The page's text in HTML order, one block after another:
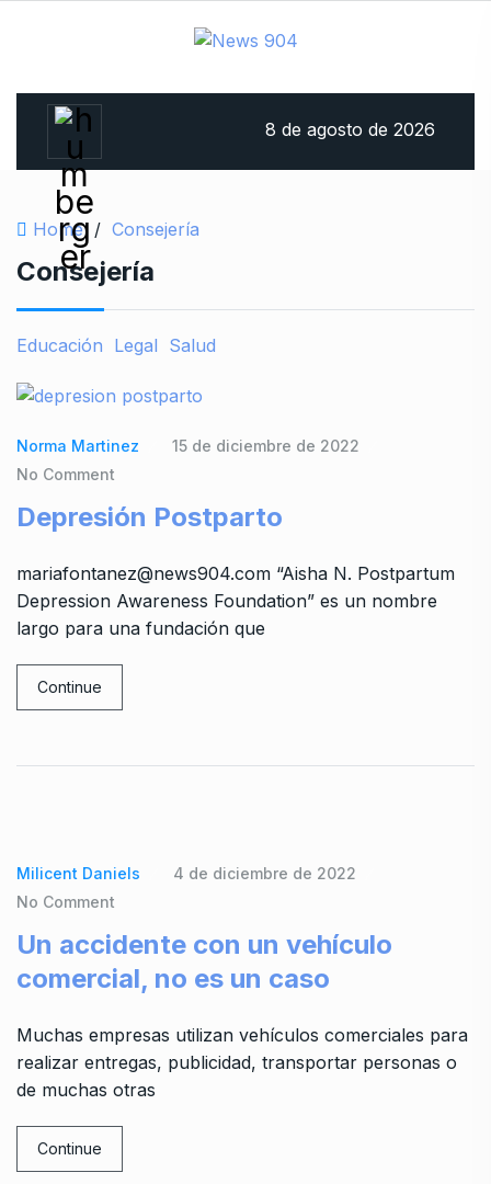
8 de agosto de 2026
Home / Consejería
Consejería
Educación Legal Salud
Norma Martinez
15 de diciembre de 2022
No Comment
Depresión Postparto
mariafontanez@news904.com “Aisha N. Postpartum
Depression Awareness Foundation” es un nombre
largo para una fundación que
Continue
Milicent Daniels
4 de diciembre de 2022
No Comment
Un accidente con un vehículo
comercial, no es un caso
Muchas empresas utilizan vehículos comerciales para
realizar entregas, publicidad, transportar personas o
de muchas otras
Continue